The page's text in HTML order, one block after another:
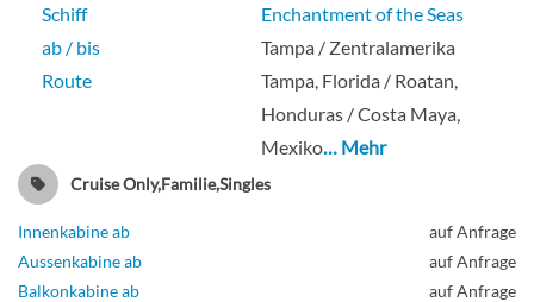
Schiff
Enchantment of the Seas
ab / bis
Tampa / Zentralamerika
Route
Tampa, Florida / Roatan,
Honduras / Costa Maya,
Mexiko… Mehr
Cruise Only,Familie,Singles
Innenkabine ab
auf Anfrage
Aussenkabine ab
auf Anfrage
Balkonkabine ab
auf Anfrage